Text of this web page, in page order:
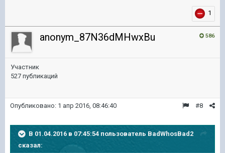
1
586
anonym_87N36dMHwxBu
Участник
527 публикаций
#8
Опубликовано: 1 апр 2016, 08:46:40
В 01.04.2016 в 07:45:54 пользователь BadWhosBad2
сказал: